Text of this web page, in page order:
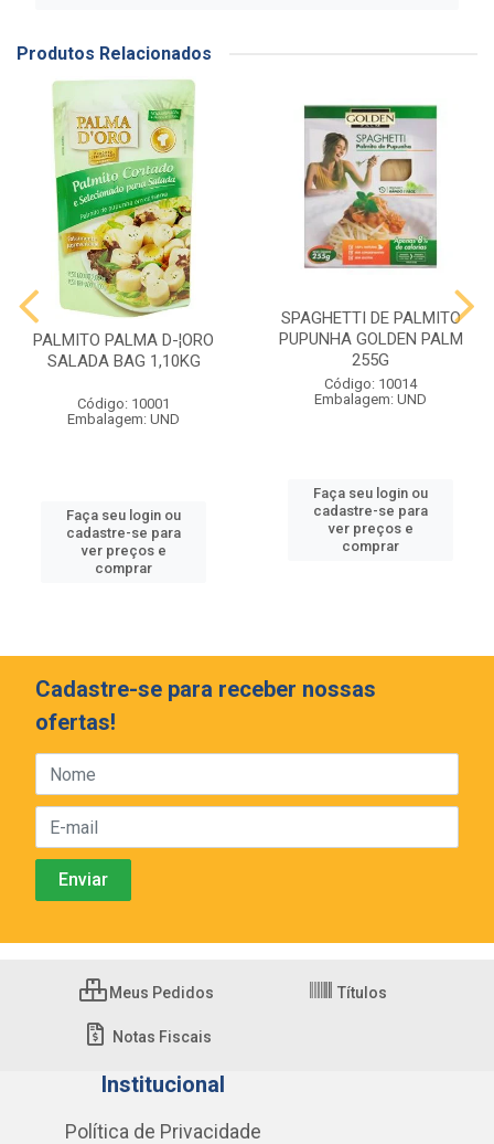
Produtos Relacionados
PALMITO PALMA D-¦ORO
SALADA BAG 1,10KG
Código: 10001
Embalagem: UND
Faça seu login ou
cadastre-se para
ver preços e
comprar
SPAGHETTI DE PALMITO
PUPUNHA GOLDEN PALM
255G
Código: 10014
Embalagem: UND
Faça seu login ou
cadastre-se para
ver preços e
comprar
Cadastre-se para receber nossas
ofertas!
Meus Pedidos Títulos
Notas Fiscais
Institucional
Política de Privacidade